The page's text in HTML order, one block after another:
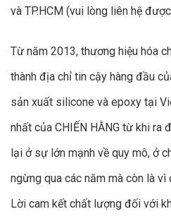
và TP.HCM (vui lòng liên hệ
Từ năm 2013, thương hiệu hóa
thành địa chỉ tin cậy hàng đầu
sản xuất silicone và epoxy tại
nhất của CHIẾN HẰNG từ khi ra
lại ở sự lớn mạnh về quy mô, ở
ngừng qua các năm mà còn là
Lời cam kết chất lượng đối với